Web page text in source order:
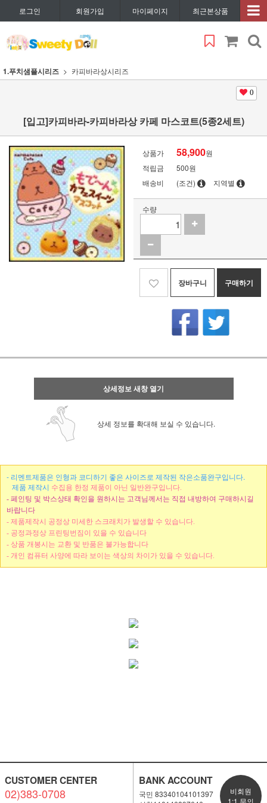
로그인 회원가입 마이페이지 최근본상품
1.푸치샘플시리즈 카피바라상시리즈
0
[입고]카피바라-카피바라상 카페 마스코트(5종2세트)
상품가 58,900원
적립금
500원
배송비
(조건) 지역별
수량
장바구니 구매하기
상세정보 새창 열기
상세 정보를 확대해 보실 수 있습니다.
- 리멘트제품은 인형과 코디하기 좋은 사이즈로 제작된 작은소품완구입니다.
제품 제작시 수집용 한정 제품이 아닌 일반완구입니다.
- 페인팅 및 박스상태 확인을 원하시는 고객님께서는 직접 내방하여 구매하시길
바랍니다
- 제품제작시 공정상 미세한 스크래치가 발생할 수 있습니다.
- 공정과정상 프린팅번짐이 있을 수 있습니다
- 상품 개봉시는 교환 및 반품은 불가능합니다
- 개인 컴퓨터 사양에 따라 보이는 색상의 차이가 있을 수 있습니다.
CUSTOMER CENTER
02)383-0708
BANK ACCOUNT
국민 83340104101397
비회원
1:1 문의